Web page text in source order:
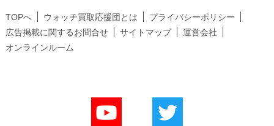
TOPへ ウォッチ買取応援団とは
プライバシーポリシー
広告掲載に関するお問合せ
サイトマップ
運営会社
オンラインルーム